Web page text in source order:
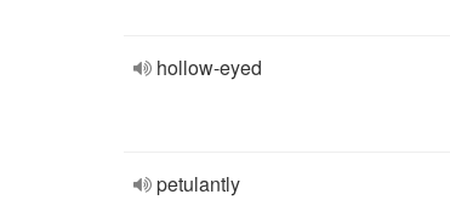
hollow-eyed
petulantly